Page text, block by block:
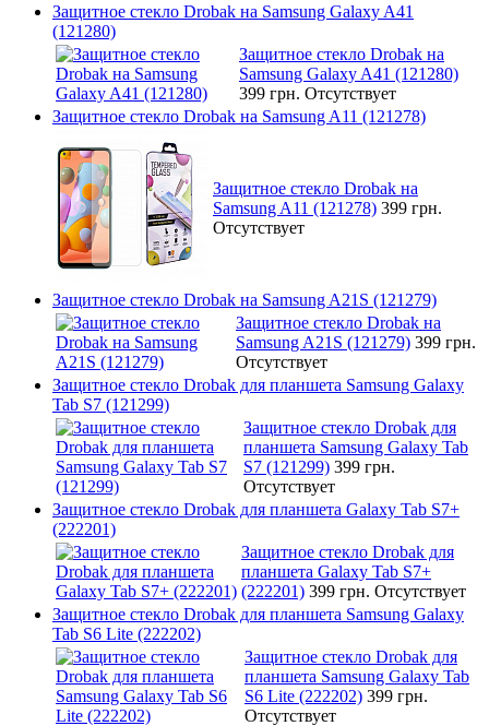
Защитное стекло Drobak на Samsung Galaxy A41
(121280)
Защитное стекло Drobak на
Samsung Galaxy A41 (121280)
399 грн. Отсутствует
Защитное стекло Drobak на Samsung A11 (121278)
Защитное стекло Drobak на
Samsung A11 (121278) 399 грн.
Отсутствует
Защитное стекло Drobak на Samsung A21S (121279)
Защитное стекло Drobak на
Samsung A21S (121279) 399 грн.
Отсутствует
Защитное стекло Drobak для планшета Samsung Galaxy
Tab S7 (121299)
Защитное стекло Drobak для
планшета Samsung Galaxy Tab
S7 (121299) 399 грн.
Отсутствует
Защитное стекло Drobak для планшета Galaxy Tab S7+
(222201)
Защитное стекло Drobak для
планшета Galaxy Tab S7+
(222201) 399 грн. Отсутствует
Защитное стекло Drobak для планшета Samsung Galaxy
Tab S6 Lite (222202)
Защитное стекло Drobak для
планшета Samsung Galaxy Tab
S6 Lite (222202) 399 грн.
Отсутствует